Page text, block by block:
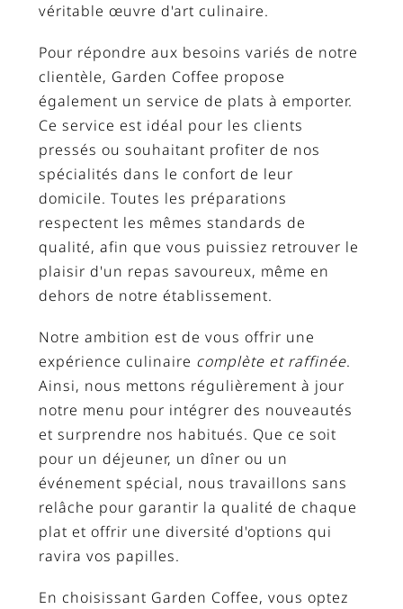
véritable œuvre d'art culinaire.
Pour répondre aux besoins variés de notre
clientèle, Garden Coffee propose
également un service de plats à emporter.
Ce service est idéal pour les clients
pressés ou souhaitant profiter de nos
spécialités dans le confort de leur
domicile. Toutes les préparations
respectent les mêmes standards de
qualité, afin que vous puissiez retrouver le
plaisir d'un repas savoureux, même en
dehors de notre établissement.
Notre ambition est de vous offrir une
expérience culinaire complète et raffinée.
Ainsi, nous mettons régulièrement à jour
notre menu pour intégrer des nouveautés
et surprendre nos habitués. Que ce soit
pour un déjeuner, un dîner ou un
événement spécial, nous travaillons sans
relâche pour garantir la qualité de chaque
plat et offrir une diversité d'options qui
ravira vos papilles.
En choisissant Garden Coffee, vous optez